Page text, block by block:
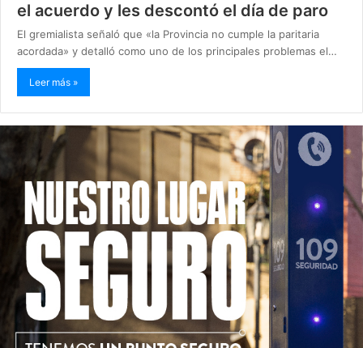
el acuerdo y les descontó el día de paro
El gremialista señaló que «la Provincia no cumple la paritaria
acordada» y detalló como uno de los principales problemas el…
Leer más »